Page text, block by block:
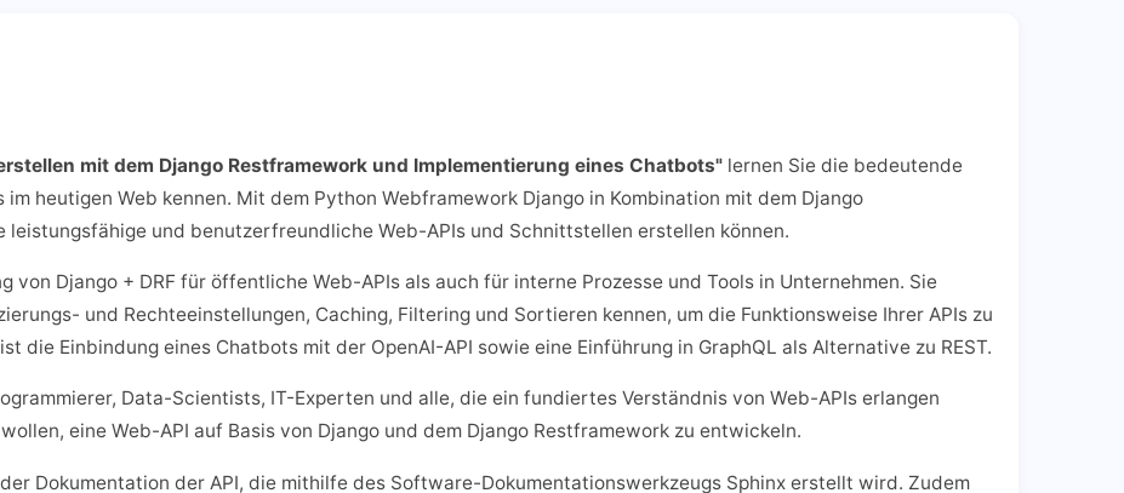
mit dem Django Restframework und Implementierung eines Chatbots" lernen Sie die bedeutende
heutigen Web kennen. Mit dem Python Webframework Django in Kombination mit dem Django
leistungsfähige und benutzerfreundliche Web-APIs und Schnittstellen erstellen können.
von Django + DRF für öffentliche Web-APIs als auch für interne Prozesse und Tools in Unternehmen. Sie
und Rechteeinstellungen, Caching, Filtering und Sortieren kennen, um die Funktionsweise Ihrer APIs zu
die Einbindung eines Chatbots mit der OpenAI-API sowie eine Einführung in GraphQL als Alternative zu REST.
Data-Scientists, IT-Experten und alle, die ein fundiertes Verständnis von Web-APIs erlangen
eine Web-API auf Basis von Django und dem Django Restframework zu entwickeln.
Dokumentation der API, die mithilfe des Software-Dokumentationswerkzeugs Sphinx erstellt wird. Zudem